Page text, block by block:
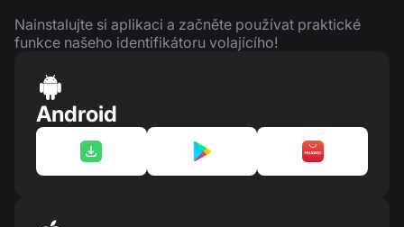
Nainstalujte si aplikaci a začněte používat praktické
funkce našeho identifikátoru volajícího!
Android